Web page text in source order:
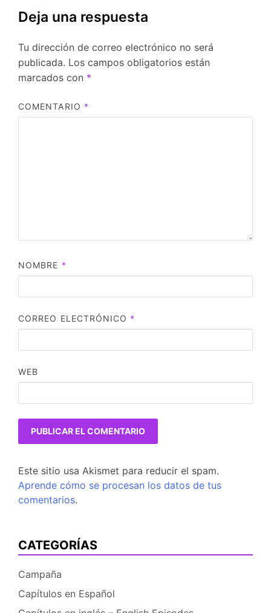
Deja una respuesta
Tu dirección de correo electrónico no será
publicada. Los campos obligatorios están
marcados con *
COMENTARIO *
NOMBRE *
CORREO ELECTRÓNICO *
WEB
Este sitio usa Akismet para reducir el spam.
Aprende cómo se procesan los datos de tus
comentarios.
CATEGORÍAS
Campaña
Capítulos en Español